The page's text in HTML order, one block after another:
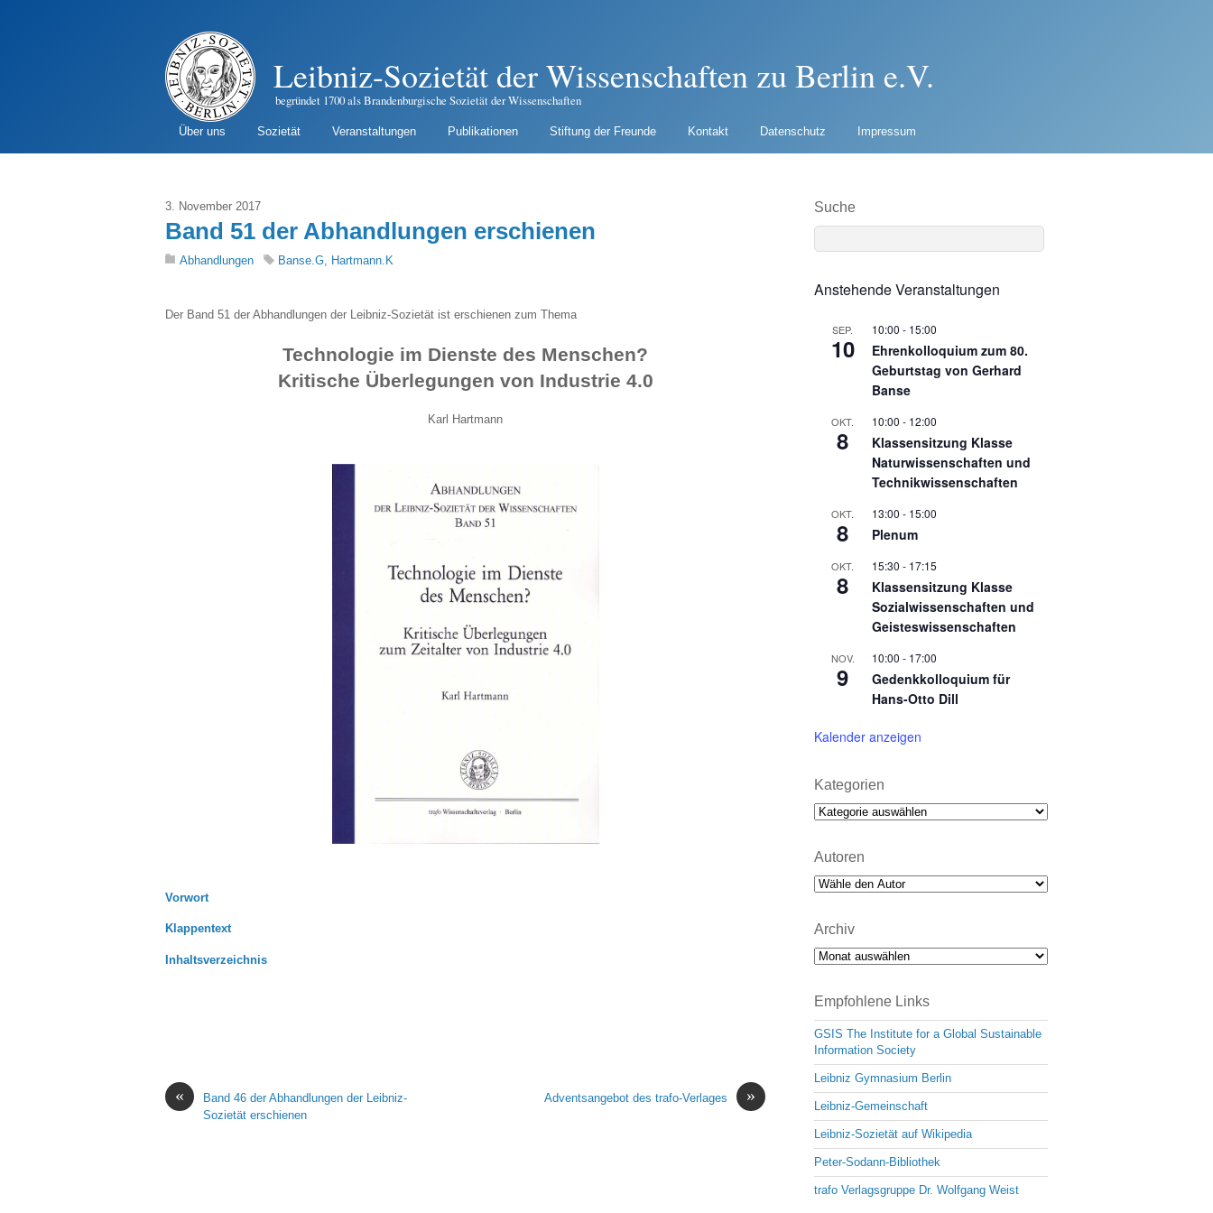
Leibniz-Sozietät der Wissenschaften zu Berlin e.V.
begründet 1700 als Brandenburgische Sozietät der Wissenschaften
Über uns Sozietät Veranstaltungen Publikationen Stiftung der Freunde Kontakt Datenschutz Impressum
3. November 2017
Band 51 der Abhandlungen erschienen
Abhandlungen Banse.G Hartmann.K
Der Band 51 der Abhandlungen der Leibniz-Sozietät ist erschienen zum Thema
Technologie im Dienste des Menschen?
Kritische Überlegungen von Industrie 4.0
Karl Hartmann
Vorwort
Klappentext
Inhaltsverzeichnis
«
Band 46 der Abhandlungen der Leibniz-
Sozietät erschienen
»
Adventsangebot des trafo-Verlages
Suche
Anstehende Veranstaltungen
SEP.
10
10:00 - 15:00
Ehrenkolloquium zum 80.
Geburtstag von Gerhard
Banse
OKT.
8
10:00 - 12:00
Klassensitzung Klasse
Naturwissenschaften und
Technikwissenschaften
OKT.
8
13:00 - 15:00
Plenum
OKT.
8
15:30 - 17:15
Klassensitzung Klasse
Sozialwissenschaften und
Geisteswissenschaften
NOV.
9
10:00 - 17:00
Gedenkkolloquium für
Hans-Otto Dill
Kalender anzeigen
Kategorien
Kategorien
Autoren
Archiv
Archiv
Empfohlene Links
GSIS The Institute for a Global Sustainable
Information Society
Leibniz Gymnasium Berlin
Leibniz-Gemeinschaft
Leibniz-Sozietät auf Wikipedia
Peter-Sodann-Bibliothek
trafo Verlagsgruppe Dr. Wolfgang Weist